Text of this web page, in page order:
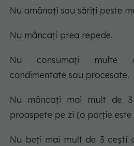
Nu amânați sau săriți peste
Nu mâncați prea repede.
Nu consumați multe
condimentate sau procesate.
Nu mâncați mai mult de
proaspete pe zi (o porție este
Nu beți mai mult de 3 cești